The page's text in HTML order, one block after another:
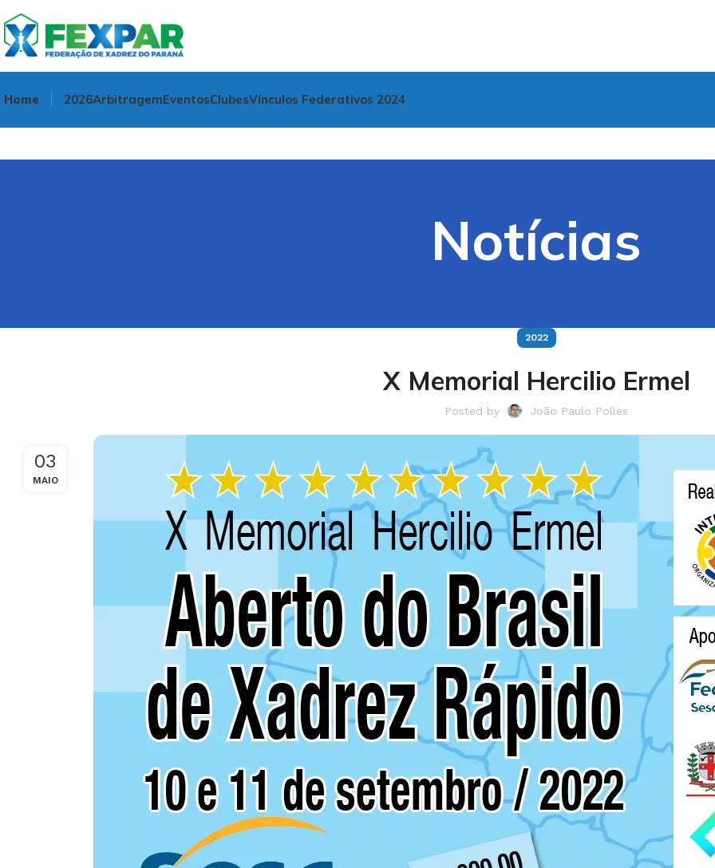
Home 2026ArbitragemEventosClubesVínculos Federativos 2024
Notícias
2022
X Memorial Hercilio Ermel
Posted by João Paulo Polles
03
MAIO